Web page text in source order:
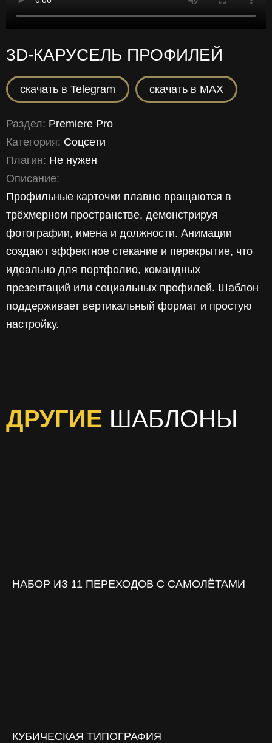
3D‑КАРУСЕЛЬ ПРОФИЛЕЙ
скачать в Telegram скачать в MAX
Раздел: Premiere Pro
Категория: Соцсети
Плагин: Не нужен
Описание:
Профильные карточки плавно вращаются в
трёхмерном пространстве, демонстрируя
фотографии, имена и должности. Анимации
создают эффектное стекание и перекрытие, что
идеально для портфолио, командных
презентаций или социальных профилей. Шаблон
поддерживает вертикальный формат и простую
настройку.
ДРУГИЕ ШАБЛОНЫ
НАБОР ИЗ 11 ПЕРЕХОДОВ С САМОЛЁТАМИ
КУБИЧЕСКАЯ ТИПОГРАФИЯ